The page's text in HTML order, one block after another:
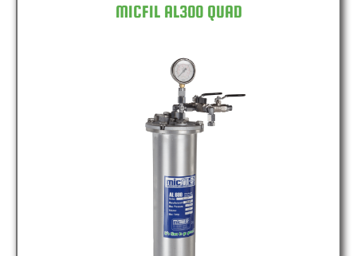
MICFIL AL300 QUAD
MICFIL AL600